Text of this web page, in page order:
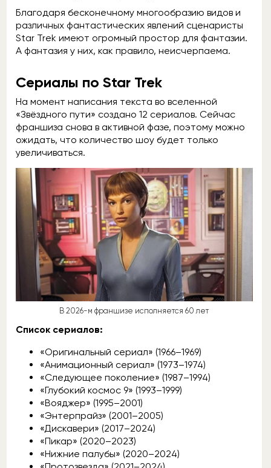
Благодаря бесконечному многообразию видов и
различных фантастических явлений сценаристы
Star Trek имеют огромный простор для фантазии.
А фантазия у них, как правило, неисчерпаема.
Сериалы по Star Trek
На момент написания текста во вселенной
«Звёздного пути» создано 12 сериалов. Сейчас
франшиза снова в активной фазе, поэтому можно
ожидать, что количество шоу будет только
увеличиваться.
В 2026-м франшизе исполняется 60 лет
Список сериалов:
«Оригинальный сериал» (1966–1969)
«Анимационный сериал» (1973–1974)
«Следующее поколение» (1987–1994)
«Глубокий космос 9» (1993–1999)
«Вояджер» (1995–2001)
«Энтерпрайз» (2001–2005)
«Дискавери» (2017–2024)
«Пикар» (2020–2023)
«Нижние палубы» (2020–2024)